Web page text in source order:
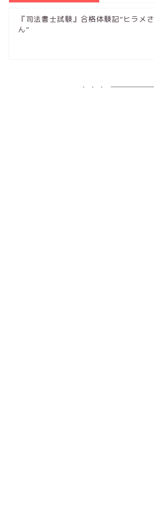
『司法書士試験』合格体験記”ヒラメさ
ん”